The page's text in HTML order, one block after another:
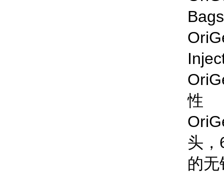
头，
的无